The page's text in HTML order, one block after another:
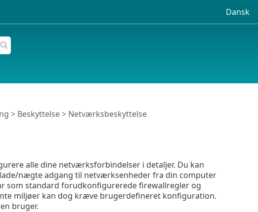
Dansk
> Beskyttelse> Netværksbeskyttelse
alle dine netværksforbindelser i detaljer. Du kan
nægte adgang til netværksenheder fra din computer
som standard forudkonfigurerede firewallregler og
miljøer kan dog kræve brugerdefineret konfiguration.
bruger.